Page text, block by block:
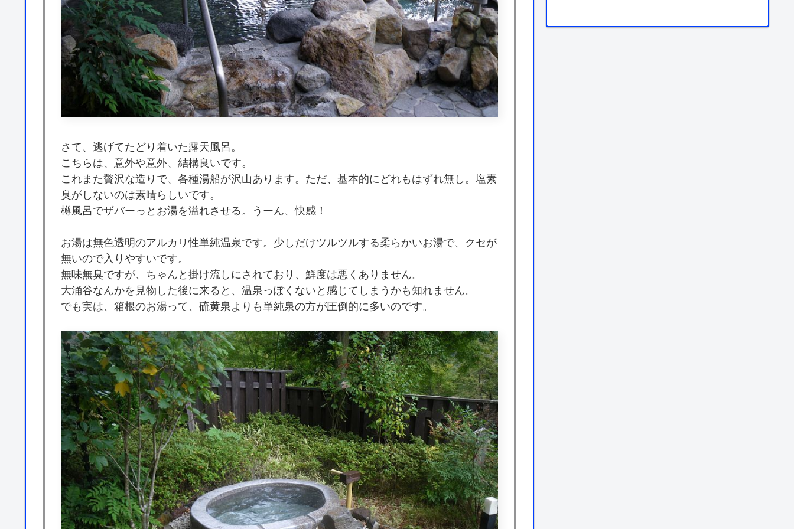
さて、逃げてたどり着いた露天風呂。
こちらは、意外や意外、結構良いです。
これまた贅沢な造りで、各種湯船が沢山あります。ただ、基本的にどれもはずれ無し。塩素
臭がしないのは素晴らしいです。
樽風呂でザバーっとお湯を溢れさせる。うーん、快感！
お湯は無色透明のアルカリ性単純温泉です。少しだけツルツルする柔らかいお湯で、クセが
無いので入りやすいです。
無味無臭ですが、ちゃんと掛け流しにされており、鮮度は悪くありません。
大涌谷なんかを見物した後に来ると、温泉っぽくないと感じてしまうかも知れません。
でも実は、箱根のお湯って、硫黄泉よりも単純泉の方が圧倒的に多いのです。